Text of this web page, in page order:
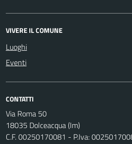
VIVERE IL COMUNE
Luoghi
Eventi
CONTATTI
Via Roma 50
18035 Dolceacqua (Im)
C.F. 00250170081 - P.Iva: